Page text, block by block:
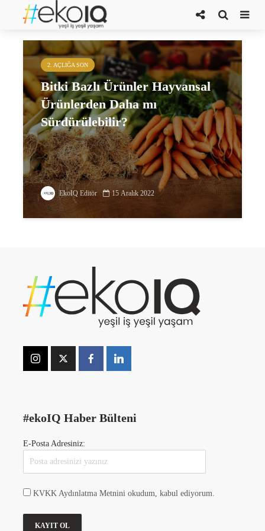
bitki bazlı ürünler
2. AÇLIĞA SON
Bitki Bazlı Ürünler Hayvansal
Ürünlerden Daha mı
Sürdürülebilir?
EkoIQ Editör 15 Aralık 2022
#ekoIQ Haber Bülteni
E-Posta Adresiniz:
KVKK Aydınlatma Metnini okudum, kabul ediyorum.